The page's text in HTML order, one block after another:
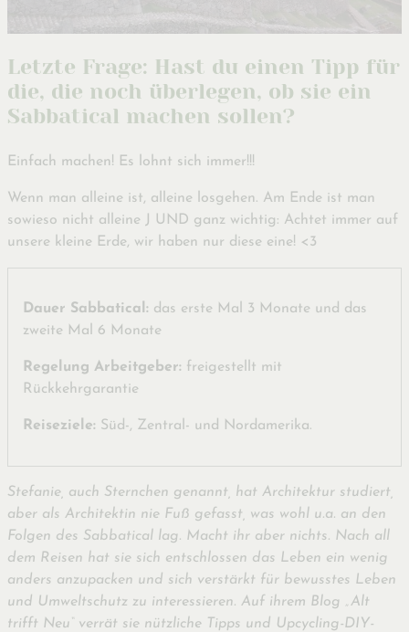
Letzte Frage: Hast du einen Tipp für
die, die noch überlegen, ob sie ein
Sabbatical machen sollen?
Einfach machen! Es lohnt sich immer!!!
Wenn man alleine ist, alleine losgehen. Am Ende ist man
sowieso nicht alleine J UND ganz wichtig: Achtet immer auf
unsere kleine Erde, wir haben nur diese eine! <3
Dauer Sabbatical: das erste Mal 3 Monate und das
zweite Mal 6 Monate
Regelung Arbeitgeber: freigestellt mit
Rückkehrgarantie
Reiseziele: Süd-, Zentral- und Nordamerika.
Stefanie, auch Sternchen genannt, hat Architektur studiert,
aber als Architektin nie Fuß gefasst, was wohl u.a. an den
Folgen des Sabbatical lag. Macht ihr aber nichts. Nach all
dem Reisen hat sie sich entschlossen das Leben ein wenig
anders anzupacken und sich verstärkt für bewusstes Leben
und Umweltschutz zu interessieren. Auf ihrem Blog „Alt
trifft Neu“ verrät sie nützliche Tipps und Upcycling-DIY-